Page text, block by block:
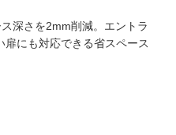
深さを2mm削減。エントラ
扉にも対応できる省スペース